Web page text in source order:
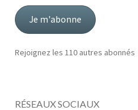
mail
Je m'abonne
Rejoignez les 110 autres abonnés
RÉSEAUX SOCIAUX